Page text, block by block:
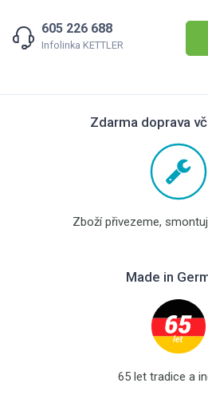
605 226 688
Infolinka KETTLER
Zdarma doprava
Zboží přivezeme,
Made in
65 let tradice a